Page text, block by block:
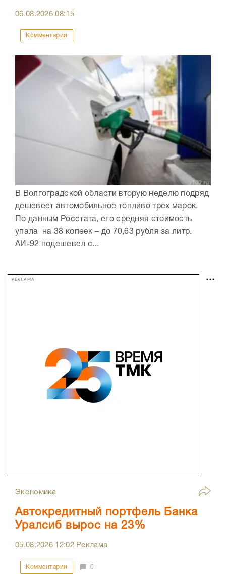
06.08.202608:15
Комментарии
В Волгоградской области вторую неделю подряд
дешевеет автомобильное топливо трех марок.
По данным Росстата, его средняя стоимость
упала на 38 копеек – до 70,63 рубля за литр.
АИ-92 подешевел с...
РЕКЛАМА
Экономика
Автокредитный портфель Банка
Уралсиб вырос на 23%
05.08.2026 12:02Реклама
Комментарии 0